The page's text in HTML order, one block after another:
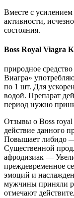
Вместе с
активности,
состояния.
Boss Royal Viagra
природное
Виагра»
по 1 шт. Для
водой. Препарат
период нужно
Отзывы о Boss royal
действие данного
Повышает либидо —
Существенной
афродизиак —
преждевременное
эмоций и
мужчины приняли
отмечают